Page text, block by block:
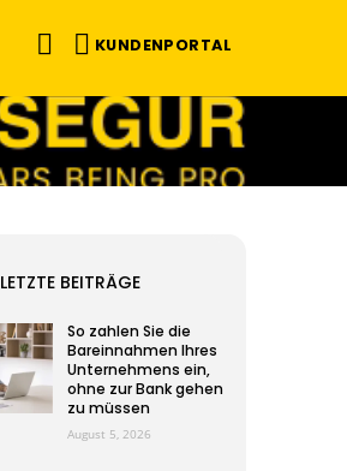
KUNDENPORTAL
LETZTE BEITRÄGE
So zahlen Sie die
Bareinnahmen Ihres
Unternehmens ein,
ohne zur Bank gehen
zu müssen
August 5, 2026